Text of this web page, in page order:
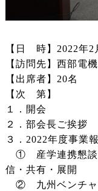
【日 時】2022年2
【訪問先】西部電
【出席者】20名
【次 第】
１．開会
２．部会長ご挨拶
３．2022年度事業
① 産学連携懇談
信・共有・展開
② 九州ベンチャ